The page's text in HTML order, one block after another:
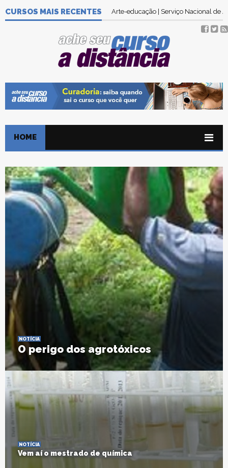
CURSOS MAIS RECENTES Arte-educação | Serviço Nacional de
HOME
NOTÍCIA
O perigo dos agrotóxicos
NOTÍCIA
Vem aí o mestrado de química